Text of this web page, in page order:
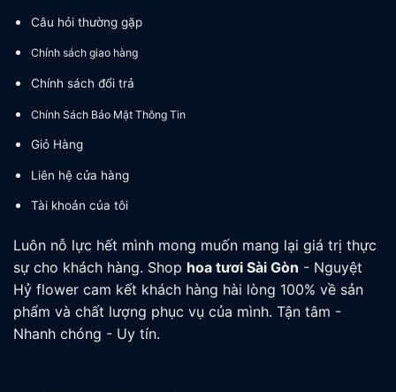
Câu hỏi thường gặp
Chính sách giao hàng
Chính sách đổi trả
Chính Sách Bảo Mật Thông Tin
Giỏ Hàng
Liên hệ cửa hàng
Tài khoản của tôi
Luôn nỗ lực hết mình mong muốn mang lại giá trị thực
sự cho khách hàng. Shop hoa tươi Sài Gòn - Nguyệt
Hỷ flower cam kết khách hàng hài lòng 100% về sản
phẩm và chất lượng phục vụ của mình. Tận tâm -
Nhanh chóng - Uy tín.